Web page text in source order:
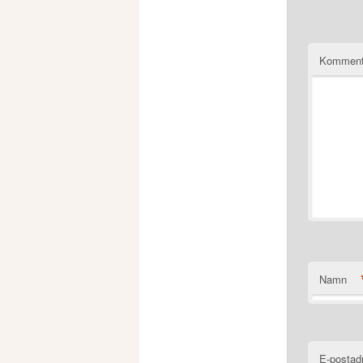
Namn
E-